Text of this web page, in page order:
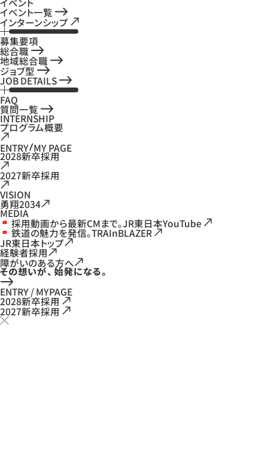
イベント一覧
インターンシップ
募集要項
総合職
地域総合職
ジョブ型
JOB DETAILS
FAQ
質問一覧
INTERNSHIP
プログラム概要
ENTRY MY PAGE
2028新卒採用
2027新卒採用
VISION
勇翔2034
MEDIA
採用動画から最新CMまで。JR東日本YouTube
鉄道の魅力を発信。TRAInBLAZER
JR東日本トップ
経験者採用
障がいのある方へ
ENTRY / MYPAGE
2028新卒採用
2027新卒採用